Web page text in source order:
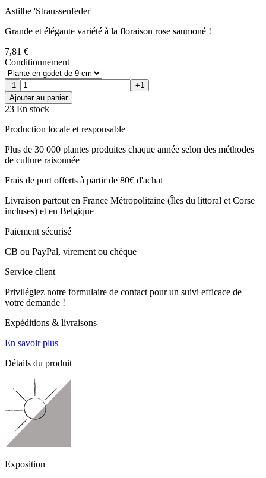
Astilbe 'Straussenfeder'
Grande et élégante variété à la floraison rose saumoné !
7,81 €
Conditionnement
-1
+1
Ajouter au panier
23 En stock
Production locale et responsable
Plus de 30 000 plantes produites chaque année selon des méthodes
de culture raisonnée
Frais de port offerts à partir de 80€ d'achat
Livraison partout en France Métropolitaine (Îles du littoral et Corse
incluses) et en Belgique
Paiement sécurisé
CB ou PayPal, virement ou chèque
Service client
Privilégiez notre formulaire de contact pour un suivi efficace de
votre demande !
Expéditions & livraisons
En savoir plus
Détails du produit
Exposition